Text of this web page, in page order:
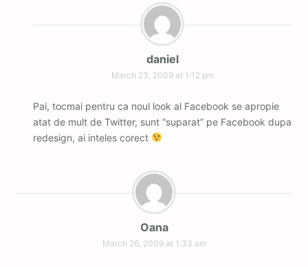
daniel
March 23, 2009 at 1:12 pm
Pai, tocmai pentru ca noul look al Facebook se apropie
atat de mult de Twitter, sunt “suparat” pe Facebook dupa
redesign, ai inteles corect
Oana
March 26, 2009 at 1:33 am